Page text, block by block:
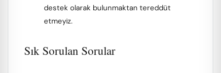
destek olarak bulunmaktan tereddüt
etmeyiz.
Sık Sorulan Sorular